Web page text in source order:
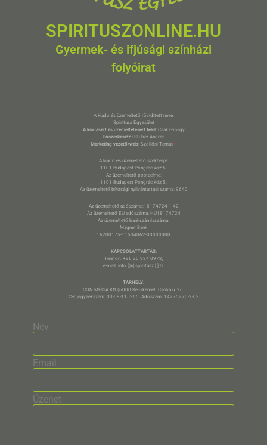
SPIRITUSZONLINE.HU
Gyermek- és ifjúsági színházi
folyóirat
A kiadó és üzemeltető rövidített neve:
Spiritusz Egyesület
A kiadásért és üzemeltetésért felel:Csák György
Főszerkesztő:Stuber Andrea
Marketing vezető/web: Szöllősi Tamás *
A kiadó és üzemeltető székhelye:
1101 Budapest Pongrác köz 5.
Az üzemeltető postacíme:
1101 Budapest Pongrác köz 5.
Az üzemeltető bírósági nyilvántartási száma: 9640
Az üzemeltető adószáma:18174724-1-42
Az üzemeltető EU adószáma: HU18174724
Az üzemeltető bankszámlaszáma:
Magnet Bank
16200175-11534062-00000000
KAPCSOLATTARTÁS:
Telefon: +36 20 934 0972,
e-mail: info [@] spiritusz [.] hu
TÁRHELY:
CON MÉDIA Kft (6000 Kecskemét, Csóka u. 26.
Cégjegyzékszám: 03-09-115965. Adószám: 14275270-2-03
Név
Email
Üzenet